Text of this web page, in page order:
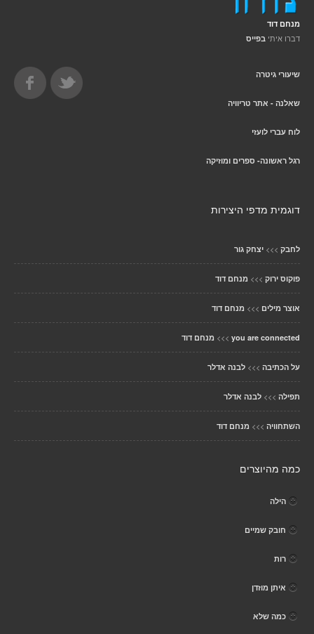
מנחם דוד
דברו איתי בפייס
שיעורי גיטרה
שאלנה - אתר טריוויה
לוח עברי לועזי
רגל ראשונה- ספרים ומוזיקה
דוגמית מדפי היצירות
לחבק >>> יצחק גור
פוקוס ירוק >>> מנחם דוד
אוצר מילים >>> מנחם דוד
you are connected
>>> מנחם דוד
על הכתיבה >>> לבנה אדלר
תפילה >>> לבנה אדלר
השתחוויה >>> מנחם דוד
כמה מהיוצרים
הילה
חובק שמיים
רות
איתן מוזדן
כמה שלא